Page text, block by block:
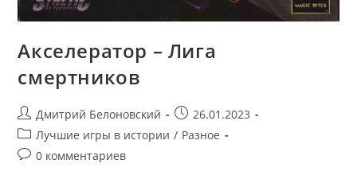
Акселератор – Лига
смертников
Post
author:
Дмитрий Белоновский
Запись
опубликована:
26.01.2023
Post
category:
Лучшие игры в истории / Разное
Post0 комментариев